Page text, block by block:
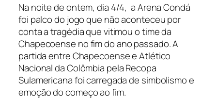
Na noite de ontem, dia 4/4, a Arena Condá
foi palco do jogo que não aconteceu por
conta a tragédia que vitimou o time da
Chapecoense no fim do ano passado. A
partida entre Chapecoense e Atlético
Nacional da Colômbia pela Recopa
Sulamericana foi carregada de simbolismo e
emoção do começo ao fim.